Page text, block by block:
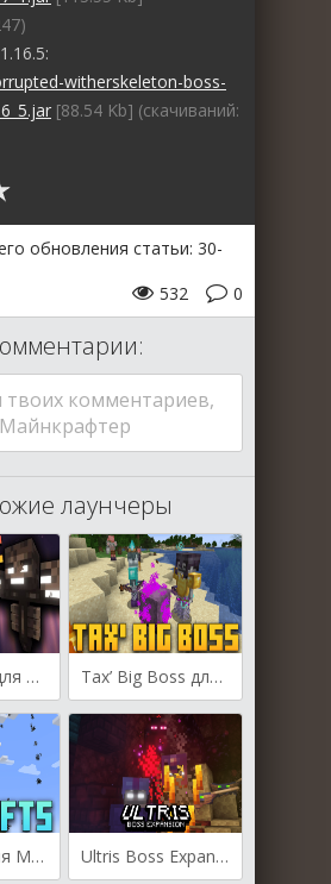
witherskeleton-boss-
[88.54 Kb] (cкачиваний:
обновления статьи: 30-
0
532
комментариев,
Майнкрафтер
лаунчеры
Boss Music для Майнкрафт [1.21, 1.20.6, 1.20.4] Tax’ Big Boss для Майнкрафт [1.20.4, 1.20.1]
Boss Rifts для Майнкрафт [1.20.4, 1.20.1, 1.20] Ultris Boss Expansion для Майнкрафт [1.19.4, 1.19.3, 1.19.2]